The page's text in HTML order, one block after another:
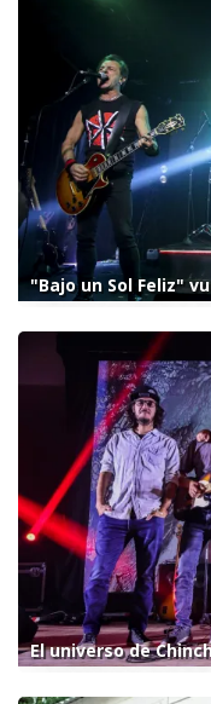
"Bajo un Sol Feliz"
El universo de